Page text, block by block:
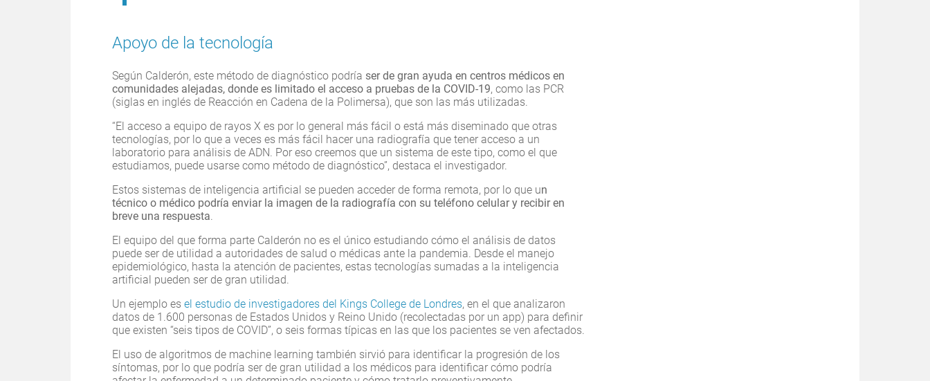
Apoyo de la tecnología
Según Calderón, este método de diagnóstico podría ser de gran ayuda en centros médicos en
comunidades alejadas, donde es limitado el acceso a pruebas de la COVID-19, como las PCR
(siglas en inglés de Reacción en Cadena de la Polimersa), que son las más utilizadas.
“El acceso a equipo de rayos X es por lo general más fácil o está más diseminado que otras
tecnologías, por lo que a veces es más fácil hacer una radiografía que tener acceso a un
laboratorio para análisis de ADN. Por eso creemos que un sistema de este tipo, como el que
estudiamos, puede usarse como método de diagnóstico”, destaca el investigador.
Estos sistemas de inteligencia artificial se pueden acceder de forma remota, por lo que un
técnico o médico podría enviar la imagen de la radiografía con su teléfono celular y recibir en
breve una respuesta.
El equipo del que forma parte Calderón no es el único estudiando cómo el análisis de datos
puede ser de utilidad a autoridades de salud o médicas ante la pandemia. Desde el manejo
epidemiológico, hasta la atención de pacientes, estas tecnologías sumadas a la inteligencia
artificial pueden ser de gran utilidad.
Un ejemplo es el estudio de investigadores del Kings College de Londres, en el que analizaron
datos de 1.600 personas de Estados Unidos y Reino Unido (recolectadas por un app) para definir
que existen “seis tipos de COVID”, o seis formas típicas en las que los pacientes se ven afectados.
El uso de algoritmos de machine learning también sirvió para identificar la progresión de los
síntomas, por lo que podría ser de gran utilidad a los médicos para identificar cómo podría